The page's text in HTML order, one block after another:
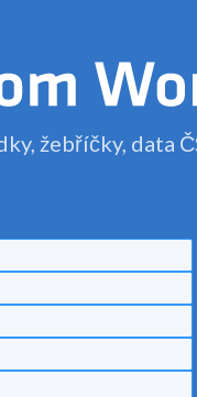
žebříčky, data